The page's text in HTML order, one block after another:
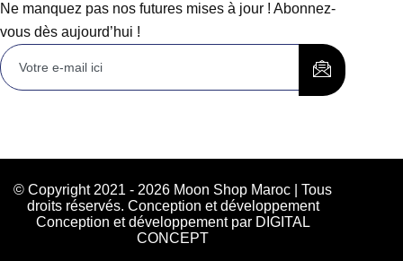
Ne manquez pas nos futures mises à jour ! Abonnez-
vous dès aujourd’hui !
© Copyright 2021 - 2026 Moon Shop Maroc | Tous
droits réservés. Conception et développement
Conception et développement par DIGITAL
CONCEPT